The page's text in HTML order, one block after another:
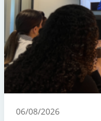
06/08/2026